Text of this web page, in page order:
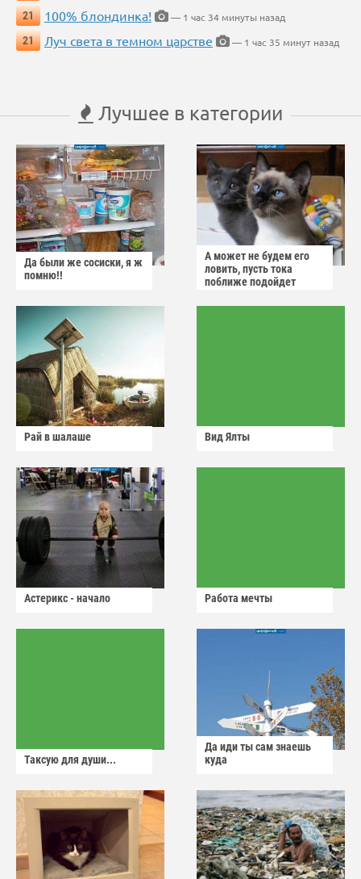
21
100% блондинка!
— 1 час 34 минуты назад
21
Луч света в темном царстве — 1 час 35 минут назад
Лучшее в категории
Да были же сосиски, я ж
помню!!
А может не будем его
ловить, пусть тока
поближе подойдет
Рай в шалаше Вид Ялты
Астерикс - начало Работа мечты
Таксую для души...
Да иди ты сам знаешь
куда